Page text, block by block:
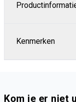
Kenmerken
Kom je er niet